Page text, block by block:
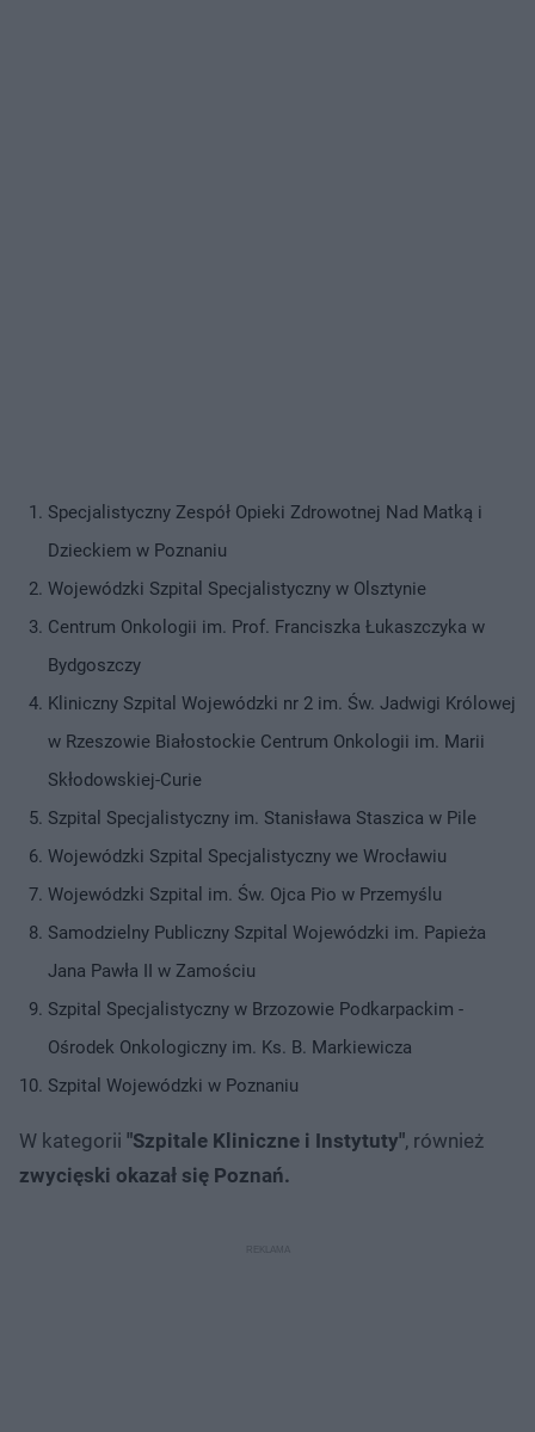
Specjalistyczny Zespół Opieki Zdrowotnej Nad Matką i
Dzieckiem w Poznaniu
Wojewódzki Szpital Specjalistyczny w Olsztynie
Centrum Onkologii im. Prof. Franciszka Łukaszczyka w
Bydgoszczy
Kliniczny Szpital Wojewódzki nr 2 im. Św. Jadwigi Królowej
w Rzeszowie Białostockie Centrum Onkologii im. Marii
Skłodowskiej-Curie
Szpital Specjalistyczny im. Stanisława Staszica w Pile
Wojewódzki Szpital Specjalistyczny we Wrocławiu
Wojewódzki Szpital im. Św. Ojca Pio w Przemyślu
Samodzielny Publiczny Szpital Wojewódzki im. Papieża
Jana Pawła II w Zamościu
Szpital Specjalistyczny w Brzozowie Podkarpackim -
Ośrodek Onkologiczny im. Ks. B. Markiewicza
Szpital Wojewódzki w Poznaniu
W kategorii "Szpitale Kliniczne i Instytuty", również
zwycięski okazał się Poznań.